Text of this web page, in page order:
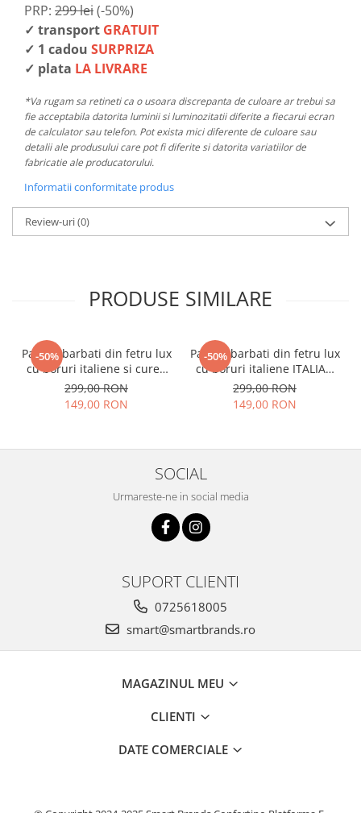
PRP: 299 lei(-50%)
✓ transport GRATUIT
✓ 1 cadou SURPRIZA
✓ plata LA LIVRARE
*Va rugam sa retineti ca o usoara discrepanta de culoare ar trebui sa
fie acceptabila datorita luminii si luminozitatii diferite a fiecarui ecran
de calculator sau telefon. Pot exista mici diferente de culoare sau
detalii ale produsului care pot fi diferite si datorita variatiilor de
fabricatie ale producatorului.
Informatii conformitate produs
Review-uri(0)
PRODUSE SIMILARE
-50%
Palarie barbati din fetru lux
cu boruri italiene si curea
cu catarama CHARLES LUX
(NEAGRU)
299,00 RON
149,00 RON
-50%
Palarie barbati din fetru lux
cu boruri italiene ITALIAN
STYLE (KAKI)
299,00 RON
149,00 RON
SOCIAL
Urmareste-ne in social media
SUPORT CLIENTI
0725618005
smart@smartbrands.ro
MAGAZINUL MEU
CLIENTI
DATE COMERCIALE